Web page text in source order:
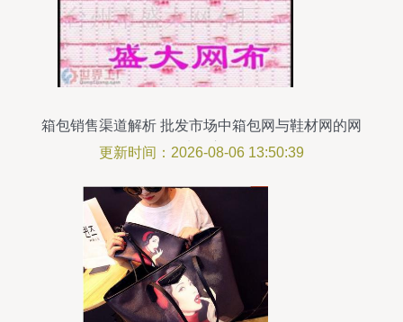
箱包销售渠道解析 批发市场中箱包网与鞋材网的网
布功能应用
更新时间：2026-08-06 13:50:39